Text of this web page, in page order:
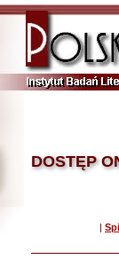
DOSTĘP
|